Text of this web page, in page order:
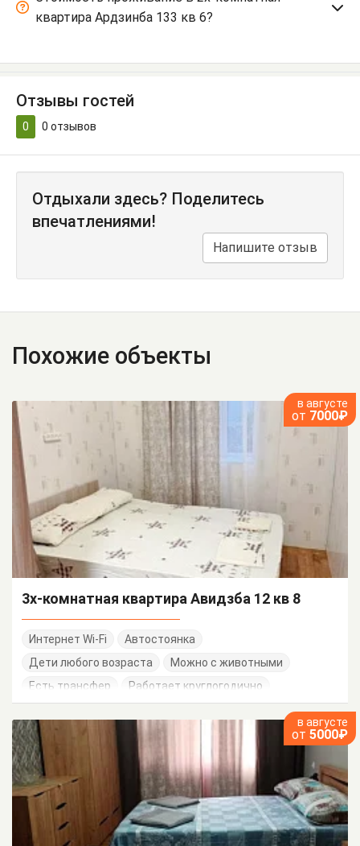
квартира Ардзинба 133 кв 6?
Отзывы гостей
0 0 отзывов
Отдыхали здесь? Поделитесь
впечатлениями!
Напишите отзыв
Похожие объекты
в августе
от 7000₽
3х-комнатная квартира Авидзба 12 кв 8
Интернет Wi-Fi
Автостоянка
Дети любого возраста
Можно с животными
Есть трансфер
Работает круглогодично
в августе
от 5000₽